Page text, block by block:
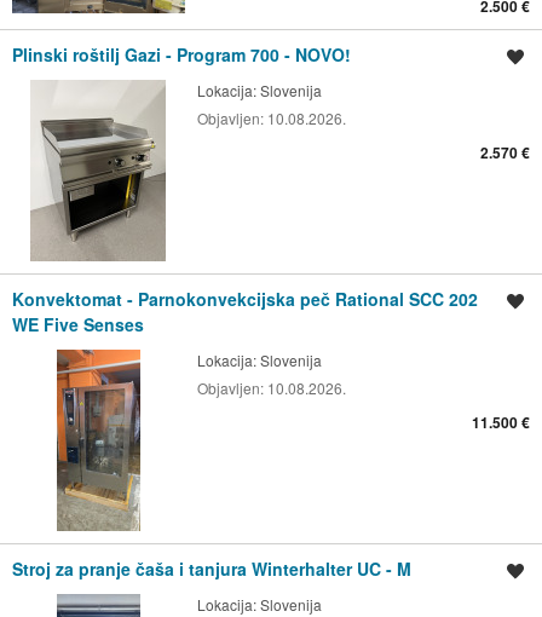
2.500 €
Plinski roštilj Gazi - Program 700 - NOVO!
Lokacija:Slovenija
Objavljen: 10.08.2026.
2.570 €
Konvektomat - Parnokonvekcijska peč Rational SCC 202
WE Five Senses
Lokacija:Slovenija
Objavljen: 10.08.2026.
11.500 €
Stroj za pranje čaša i tanjura Winterhalter UC - M
Lokacija:Slovenija